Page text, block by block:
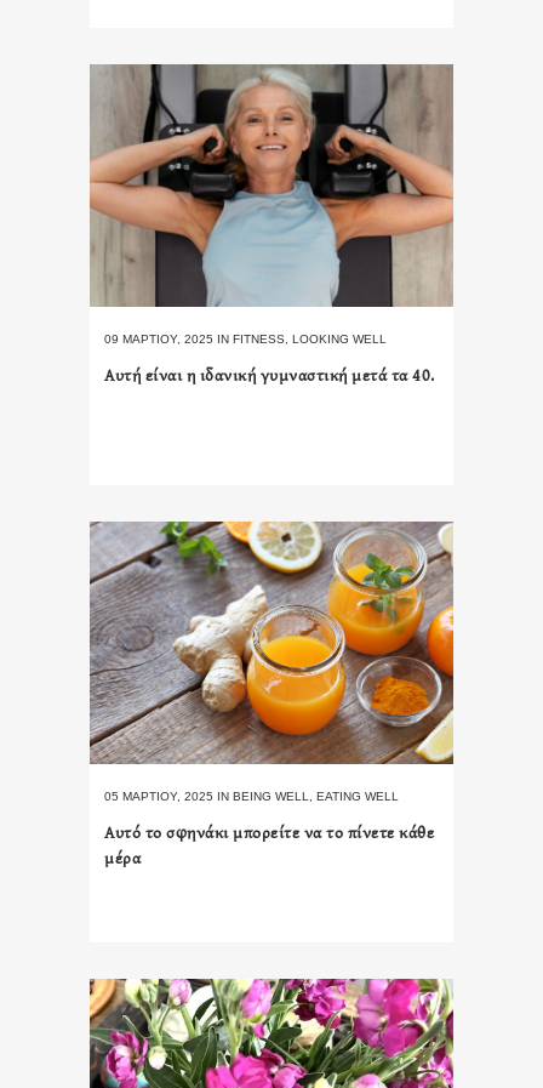
09 ΜΑΡΤΊΟΥ, 2025 IN FITNESS LOOKING WELL
Αυτή είναι η ιδανική γυμναστική μετά τα 40.
05 ΜΑΡΤΊΟΥ, 2025 IN BEING WELL EATING WELL
Αυτό το σφηνάκι μπορείτε να το πίνετε κάθε
μέρα